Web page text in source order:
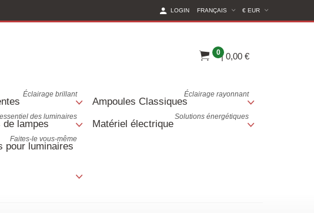
€ EUR (CURRENT
FRANÇAIS
LOGIN
0| 0,00 €
Éclairage brillant
Ampoules Classiques
Éclairage rayonnant
de lampes
des luminaires
Matériel électrique
Solutions énergétiques
pour luminaires
Faites-le vous-même